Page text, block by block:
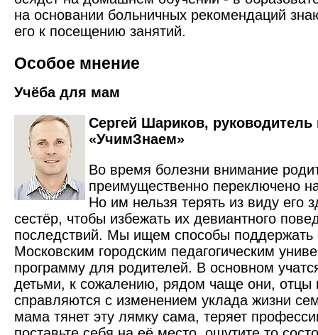
на основании больничных рекомендаций
его к посещению занятий.
Особое мнение
Учёба для мам
Сергей Шариков, руководитель
«УчимЗнаем»
Во время болезни внимание
преимущественно пере­ключено
Но им нельзя терять из виду его
сестёр, чтобы избежать их девиантного
последствий. Мы ищем способы поддержать
Московским городским педагогическим
программу для родителей. В основном
детьми, к сожалению, рядом чаще они, отцы
справляются с изменением уклада жизни
мама тянет эту лямку сама, теряет